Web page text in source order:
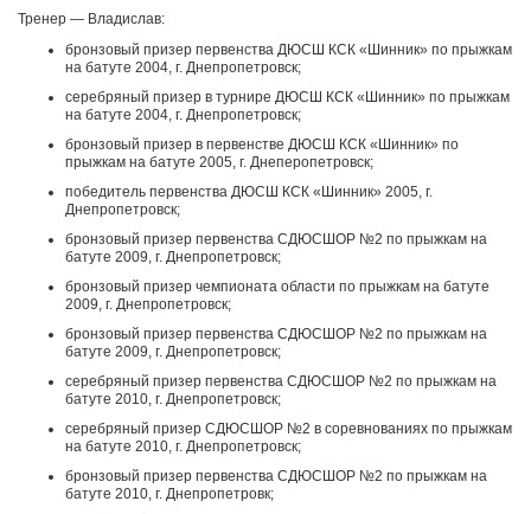
Тренер — Владислав:
бронзовый призер первенства ДЮСШ КСК «Шинник» по прыжкам
на батуте 2004, г. Днепропетровск;
серебряный призер в турнире ДЮСШ КСК «Шинник» по прыжкам
на батуте 2004, г. Днепропетровск;
бронзовый призер в первенстве ДЮСШ КСК «Шинник» по
прыжкам на батуте 2005, г. Днеперопетровск;
победитель первенства ДЮСШ КСК «Шинник» 2005, г.
Днепропетровск;
бронзовый призер первенства СДЮСШОР №2 по прыжкам на
батуте 2009, г. Днепропетровск;
бронзовый призер чемпионата области по прыжкам на батуте
2009, г. Днепропетровск;
бронзовый призер первенства СДЮСШОР №2 по прыжкам на
батуте 2009, г. Днепропетровск;
серебряный призер первенства СДЮСШОР №2 по прыжкам на
батуте 2010, г. Днепропетровск;
серебряный призер СДЮСШОР №2 в соревнованиях по прыжкам
на батуте 2010, г. Днепропетровск;
бронзовый призер первенства СДЮСШОР №2 по прыжкам на
батуте 2010, г. Днепропетровк;